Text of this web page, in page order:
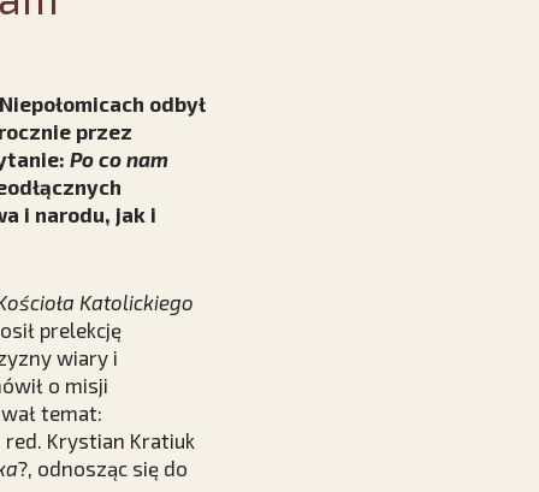
odbył
przez
Po co nam
i narodu, jak i
Katolickiego
prelekcję
wiary i
o misji
temat:
red. Krystian Kratiuk
?, odnosząc się do